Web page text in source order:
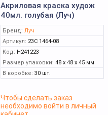
Акриловая краска худож
40мл. голубая (Луч)
Бренд: Луч
Артикул: 23С 1464-08
Код: Н241223
Размер упаковки: 48 x 48 x 45 мм
В коробке: 30 шт.
Чтобы сделать заказ
необходимо войти в личный